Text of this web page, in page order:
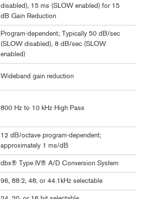
disabled), 15 ms (SLOW enabled) for 15
dB Gain Reduction
Program-dependent; Typically 50 dB/sec
(SLOW disabled), 8 dB/sec (SLOW
enabled)
Wideband gain reduction
800 Hz to 10 kHz High Pass
12 dB/octave program-dependent;
approximately 1 ms/dB
dbx® Type IV® A/D Conversion System
96, 88.2, 48, or 44.1kHz selectable